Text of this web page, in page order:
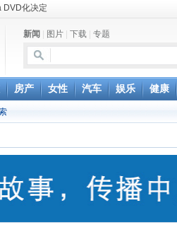
DVD化决定
亏为盈
工自揭多项家丑
亟待完善
心供电
马逊停止接受Hachette所有图书订单
垃圾左眼致盲
预告公开
新闻 图片 下载 专题
房产 女性 汽车 娱乐 健康